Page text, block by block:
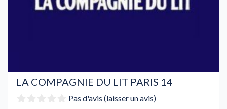
LA COMPAGNIE DU LIT PARIS 14
Pas d'avis (laisser un avis)